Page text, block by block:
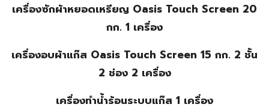
เครื่องซักผ้าหยอดเหรียญ Oasis Touch Screen 20
กก. 1 เครื่อง
เครื่องอบผ้าแก๊ส Oasis Touch Screen 15 กก. 2 ชั้น
2 ช่อง 2 เครื่อง
เครื่องทำน้ำร้อนระบบแก๊ส 1 เครื่อง